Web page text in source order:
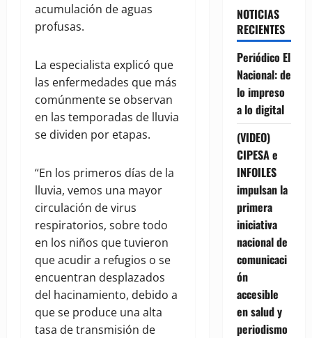
acumulación de aguas
profusas.
La especialista explicó que
las enfermedades que más
comúnmente se observan
en las temporadas de lluvia
se dividen por etapas.
“En los primeros días de la
lluvia, vemos una mayor
circulación de virus
respiratorios, sobre todo
en los niños que tuvieron
que acudir a refugios o se
encuentran desplazados
del hacinamiento, debido a
que se produce una alta
tasa de transmisión de
NOTICIAS
RECIENTES
Periódico El
Nacional: de
lo impreso
a lo digital
(VIDEO)
CIPESA e
INFOILES
impulsan la
primera
iniciativa
nacional de
comunicaci
ón
accesible
en salud y
periodismo